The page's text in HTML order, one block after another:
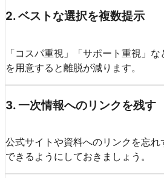
2.ベストな選択を複数提示
「コスパ重視」「サポート重視」
を用意すると離脱が減ります。
3.一次情報へのリンクを残す
公式サイトや資料へのリンクを忘
できるようにしておきましょう。